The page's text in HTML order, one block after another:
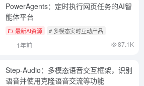
PowerAgents：定时执行网页任务的AI智
能体平台
最新AI资源 # 多模态实时互动产品
1年前 87.1K
Step-Audio：多模态语音交互框架，识别
语音并使用克隆语音交流等功能